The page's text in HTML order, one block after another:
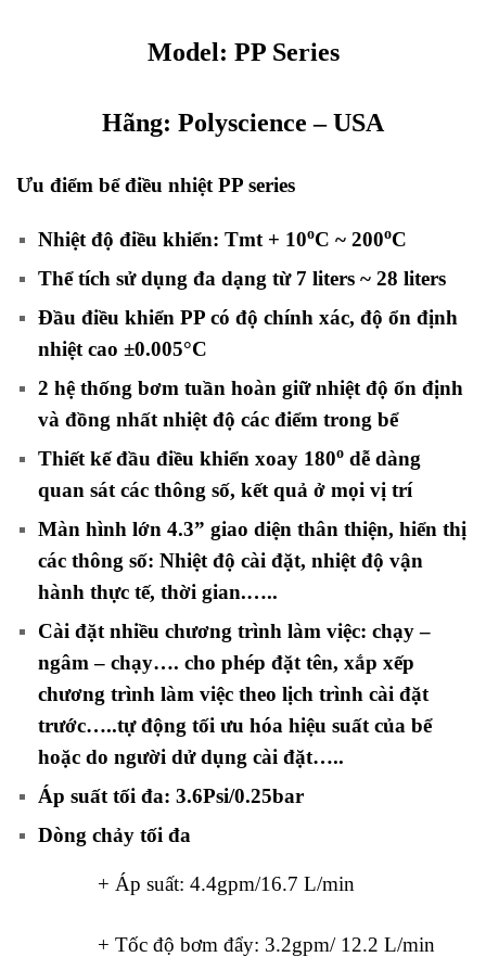
Model: PP Series
Hãng: Polyscience – USA
Ưu điểm bể điều nhiệt PP series
Nhiệt độ điều khiển: Tmt + 10oC ~ 200oC
Thể tích sử dụng đa dạng từ 7 liters ~ 28 liters
Đầu điều khiển PP có độ chính xác, độ ổn định
nhiệt cao ±0.005°C
2 hệ thống bơm tuần hoàn giữ nhiệt độ ổn định
và đồng nhất nhiệt độ các điểm trong bể
Thiết kế đầu điều khiển xoay 180o dễ dàng
quan sát các thông số, kết quả ở mọi vị trí
Màn hình lớn 4.3” giao diện thân thiện, hiển thị
các thông số: Nhiệt độ cài đặt, nhiệt độ vận
hành thực tế, thời gian.…..
Cài đặt nhiều chương trình làm việc: chạy –
ngâm – chạy…. cho phép đặt tên, xắp xếp
chương trình làm việc theo lịch trình cài đặt
trước…..tự động tối ưu hóa hiệu suất của bể
hoặc do người dử dụng cài đặt…..
Áp suất tối đa: 3.6Psi/0.25bar
Dòng chảy tối đa
+ Áp suất: 4.4gpm/16.7 L/min
+ Tốc độ bơm đẩy: 3.2gpm/ 12.2 L/min